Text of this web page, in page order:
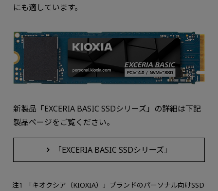
にも適しています。
新製品「EXCERIA BASIC SSDシリーズ」の詳細は下記
製品ページをご覧ください。
「EXCERIA BASIC SSDシリーズ」
「キオクシア（KIOXIA）」ブランドのパーソナル向けSSD